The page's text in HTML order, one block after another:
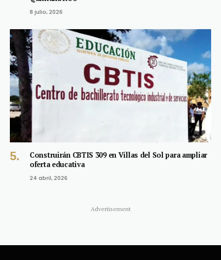
8 julio, 2026
Construirán CBTIS 309 en Villas del Sol para ampliar
oferta educativa
24 abril, 2026
Advertisement